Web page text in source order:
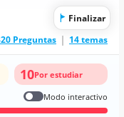
Finalizar
Preguntas 14 temas
10Por estudiar
y funcionamiento de
Modo interactivo